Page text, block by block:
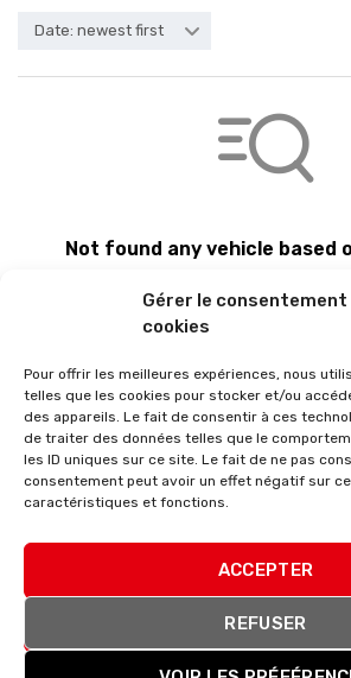
Gérer le consentement
cookies
Pour offrir les meilleures expériences, nous
telles que les cookies pour stocker et/ou
des appareils. Le fait de consentir à ces
de traiter des données telles que le
les ID uniques sur ce site. Le fait de ne pas
consentement peut avoir un effet négatif sur
caractéristiques et fonctions.
ACCEPTER
REFUSER
Date: newest first
Not found any vehicle based